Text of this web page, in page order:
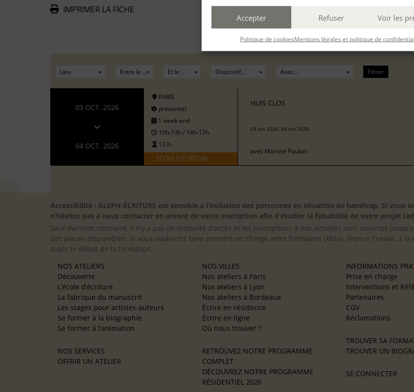
Accepter Refuser Voir les
Politique de cookiesMentions légales et politique de
IMPRIMER LA FICHE
PARTAGER
Dernière mise à jour : 03/07/2025
Filtrer
03 OCT. 2026
04 OCT. 2026
PARIS
présentiel
1 week-end
10h-13h / 14h-17h
12 h.
ÉCOLE D'ÉCRITURE
HUIS CLOS
03 oct 2026, 04 oct 2026
avec Martine Paulais
Accessibilité : ALEPH-ÉCRITURE est sensible à l’inclusion des personnes en situation de handicap. Si
n’hésitez pas à nous contacter en amont de votre inscription afin d’étudier la faisabilité de votre projet
Sauf mention contraire, il n’y a pas de modalité d’accès et les inscriptions à nos activités sont ouvertes
des places disponibles. Si vous souhaitez faire prendre en charge votre formation (Afdas, France Travail…),
avant le début de la formation.
NOS ATELIERS
Découverte
L’école d’écriture
La fabrique du manuscrit
Les stages pour artistes-auteurs
Se former à la biographie
Se former à l’animation
NOS SERVICES
OFFRIR UN ATELIER
NOS VILLES
Nos ateliers à Paris
Nos ateliers à Lyon
Nos ateliers à Bordeaux
Écrire en résidence
Écrire en ligne
Où nous trouver ?
RETROUVEZ NOTRE PROGRAMME
COMPLET
DÉCOUVREZ NOTRE PROGRAMME
RÉSIDENTIEL 2026
INFORMATIONS
Prise en charge
Interventions et
Partenaires
CGV
Réclamations
TROUVER SA
TROUVER UN
SE CONNECTER